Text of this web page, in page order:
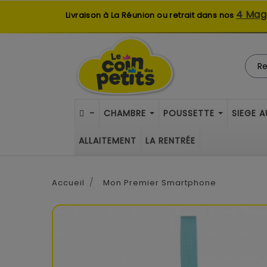
Livraison à La Réunion ou retrait dans nos 4
- CHAMBRE POUSSETTE SIEGE
ALLAITEMENT LA RENTRÉE
Accueil Mon Premier Smartphone